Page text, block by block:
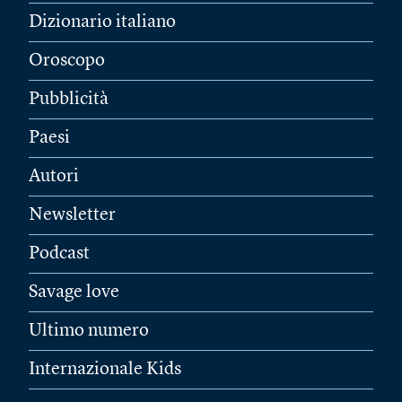
Dizionario italiano
Oroscopo
Pubblicità
Paesi
Autori
Newsletter
Podcast
Savage love
Ultimo numero
Internazionale Kids